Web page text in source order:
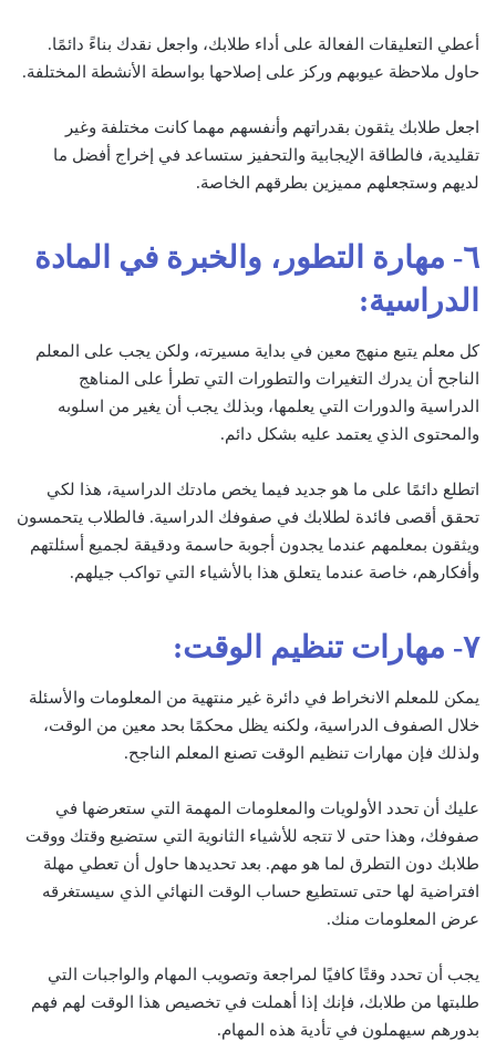
أعطي التعليقات الفعالة على أداء طلابك، واجعل نقدك بناءً دائمًا.
حاول ملاحظة عيوبهم وركز على إصلاحها بواسطة الأنشطة المختلفة.
اجعل طلابك يثقون بقدراتهم وأنفسهم مهما كانت مختلفة وغير
تقليدية، فالطاقة الإيجابية والتحفيز ستساعد في إخراج أفضل ما
لديهم وستجعلهم مميزين بطرقهم الخاصة.
٦- مهارة التطور، والخبرة في المادة
الدراسية:
كل معلم يتبع منهج معين في بداية مسيرته، ولكن يجب على المعلم
الناجح أن يدرك التغيرات والتطورات التي تطرأ على المناهج
الدراسية والدورات التي يعلمها، وبذلك يجب أن يغير من اسلوبه
والمحتوى الذي يعتمد عليه بشكل دائم.
اتطلع دائمًا على ما هو جديد فيما يخص مادتك الدراسية، هذا لكي
تحقق أقصى فائدة لطلابك في صفوفك الدراسية. فالطلاب يتحمسون
ويثقون بمعلمهم عندما يجدون أجوبة حاسمة ودقيقة لجميع أسئلتهم
وأفكارهم، خاصة عندما يتعلق هذا بالأشياء التي تواكب جيلهم.
٧- مهارات تنظيم الوقت:
يمكن للمعلم الانخراط في دائرة غير منتهية من المعلومات والأسئلة
خلال الصفوف الدراسية، ولكنه يظل محكمًا بحد معين من الوقت،
ولذلك فإن مهارات تنظيم الوقت تصنع المعلم الناجح.
عليك أن تحدد الأولويات والمعلومات المهمة التي ستعرضها في
صفوفك، وهذا حتى لا تتجه للأشياء الثانوية التي ستضيع وقتك ووقت
طلابك دون التطرق لما هو مهم. بعد تحديدها حاول أن تعطي مهلة
افتراضية لها حتى تستطيع حساب الوقت النهائي الذي سيستغرقه
عرض المعلومات منك.
يجب أن تحدد وقتًا كافيًا لمراجعة وتصويب المهام والواجبات التي
طلبتها من طلابك، فإنك إذا أهملت في تخصيص هذا الوقت لهم فهم
بدورهم سيهملون في تأدية هذه المهام.